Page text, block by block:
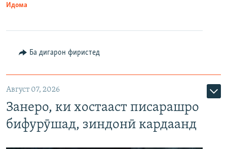
Идома
Ба дигарон фиристед
Август 07, 2026
Занеро, ки хостааст писарашро
бифурӯшад, зиндонӣ кардаанд